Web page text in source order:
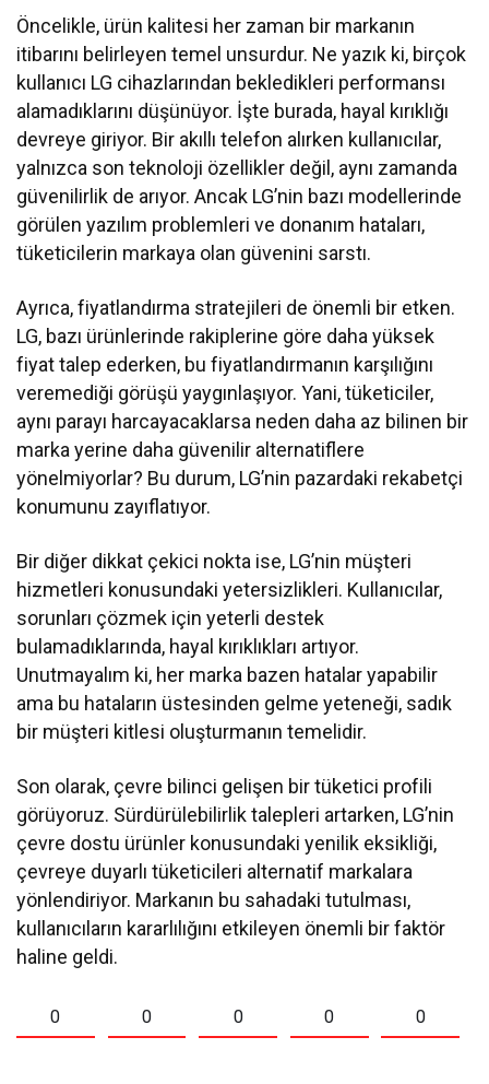
Öncelikle, ürün kalitesi her zaman bir markanın
itibarını belirleyen temel unsurdur. Ne yazık ki, birçok
kullanıcı LG cihazlarından bekledikleri performansı
alamadıklarını düşünüyor. İşte burada, hayal kırıklığı
devreye giriyor. Bir akıllı telefon alırken kullanıcılar,
yalnızca son teknoloji özellikler değil, aynı zamanda
güvenilirlik de arıyor. Ancak LG’nin bazı modellerinde
görülen yazılım problemleri ve donanım hataları,
tüketicilerin markaya olan güvenini sarstı.
Ayrıca, fiyatlandırma stratejileri de önemli bir etken.
LG, bazı ürünlerinde rakiplerine göre daha yüksek
fiyat talep ederken, bu fiyatlandırmanın karşılığını
veremediği görüşü yaygınlaşıyor. Yani, tüketiciler,
aynı parayı harcayacaklarsa neden daha az bilinen bir
marka yerine daha güvenilir alternatiflere
yönelmiyorlar? Bu durum, LG’nin pazardaki rekabetçi
konumunu zayıflatıyor.
Bir diğer dikkat çekici nokta ise, LG’nin müşteri
hizmetleri konusundaki yetersizlikleri. Kullanıcılar,
sorunları çözmek için yeterli destek
bulamadıklarında, hayal kırıklıkları artıyor.
Unutmayalım ki, her marka bazen hatalar yapabilir
ama bu hataların üstesinden gelme yeteneği, sadık
bir müşteri kitlesi oluşturmanın temelidir.
Son olarak, çevre bilinci gelişen bir tüketici profili
görüyoruz. Sürdürülebilirlik talepleri artarken, LG’nin
çevre dostu ürünler konusundaki yenilik eksikliği,
çevreye duyarlı tüketicileri alternatif markalara
yönlendiriyor. Markanın bu sahadaki tutulması,
kullanıcıların kararlılığını etkileyen önemli bir faktör
haline geldi.
0 0 0 0 0